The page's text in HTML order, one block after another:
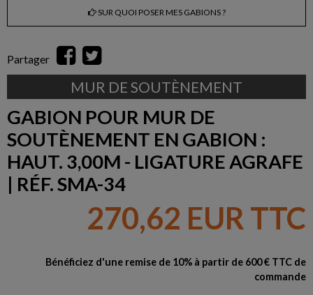
SUR QUOI POSER MES GABIONS ?
Partager
MUR DE SOUTÈNEMENT
GABION POUR MUR DE
SOUTÈNEMENT EN GABION :
HAUT. 3,00M - LIGATURE AGRAFE
| RÉF. SMA-34
270,62 EUR TTC
Bénéficiez d'une remise de 10% à partir de 600 € TTC de
commande